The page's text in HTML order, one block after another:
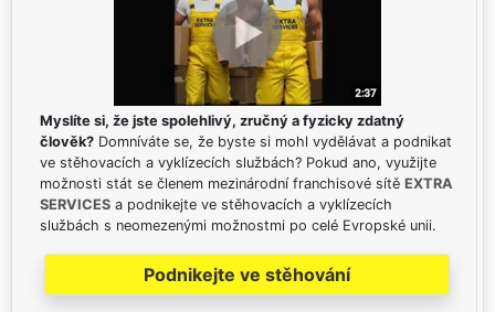
Myslíte si, že jste spolehlivý, zručný a fyzicky zdatný
člověk? Domníváte se, že byste si mohl vydělávat a podnikat
ve stěhovacích a vyklízecích službách? Pokud ano, využijte
možnosti stát se členem mezinárodní franchisové sítě EXTRA
SERVICES a podnikejte ve stěhovacích a vyklízecích
službách s neomezenými možnostmi po celé Evropské unii.
Podnikejte ve stěhování